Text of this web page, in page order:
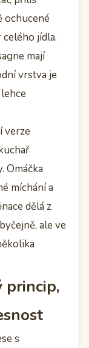
ochucené
jídla.
mají
vrstva je
verze
Omáčka
míchání a
dělá z
ale ve
princip,
s